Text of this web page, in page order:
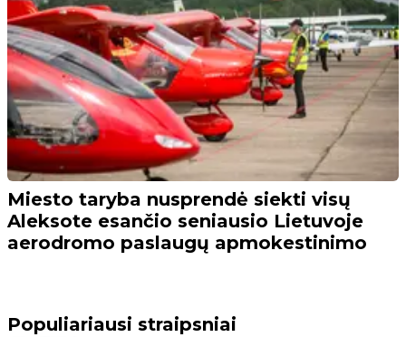
Miesto taryba nusprendė siekti visų
Aleksote esančio seniausio Lietuvoje
aerodromo paslaugų apmokestinimo
Populiariausi straipsniai